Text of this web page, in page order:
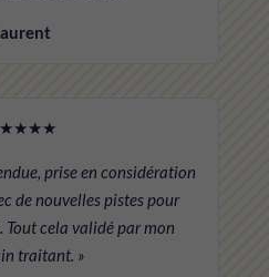
prise en considération
de nouvelles pistes pour
Tout cela validé par mon
traitant. »